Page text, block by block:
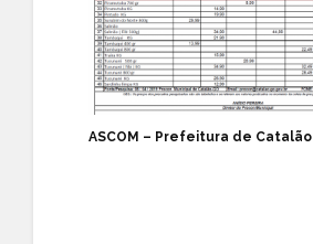
ASCOM – Prefeitura de Catalão